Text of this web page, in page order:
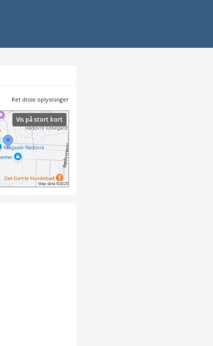
Ret disse oplysninger
Vis på stort kort